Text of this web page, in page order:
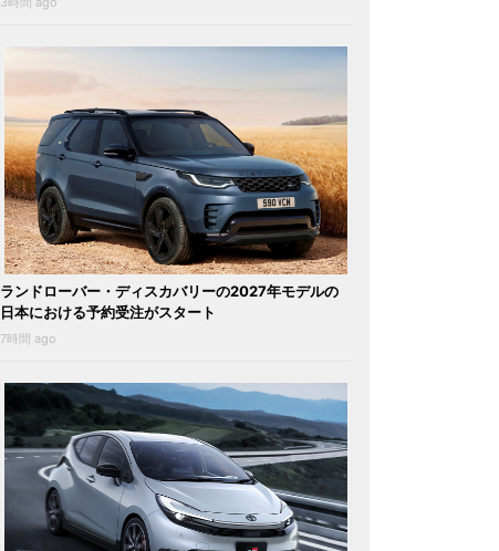
ランドローバー・ディスカバリーの2027年モデルの
日本における予約受注がスタート
7時間 ago